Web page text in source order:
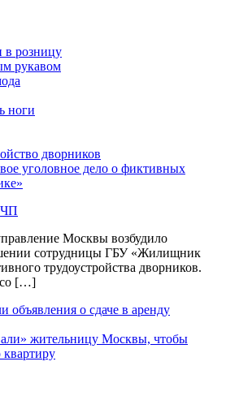
в розницу
рукавом
ноги
уголовное дело о фиктивных
ЧП
Москвы возбудило
сотрудницы ГБУ «Жилищник
трудоустройства дворников.
со […]
жительницу Москвы, чтобы